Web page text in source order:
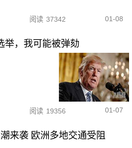
阅读 37342 01-08
举，我可能被弹劾
阅读 19356 01-07
来袭 欧洲多地交通受阻